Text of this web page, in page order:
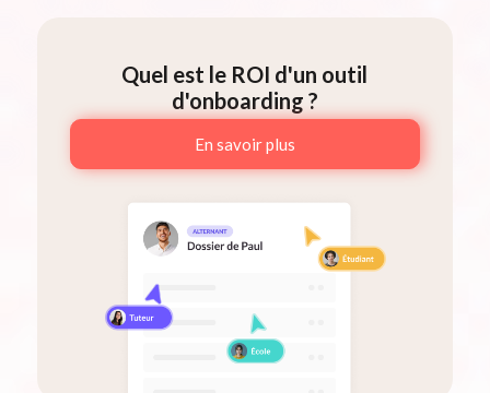
Quel est le ROI d'un outil
d'onboarding ?
En savoir plus